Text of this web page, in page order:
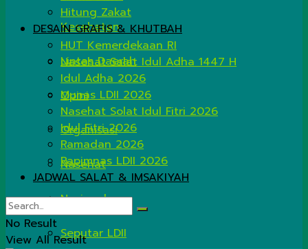
Kesehatan
Lintas Daerah
Opini
Organisasi
Nasehat
Nasional
Seputar LDII
Hitung Zakat
DESAIN GRAFIS & KHUTBAH
HUT Kemerdekaan RI
Nasehat Salat Idul Adha 1447 H
Idul Adha 2026
Munas LDII 2026
Nasehat Solat Idul Fitri 2026
Idul Fitri 2026
Ramadan 2026
Rapimnas LDII 2026
JADWAL SALAT & IMSAKIYAH
No Result
View All Result